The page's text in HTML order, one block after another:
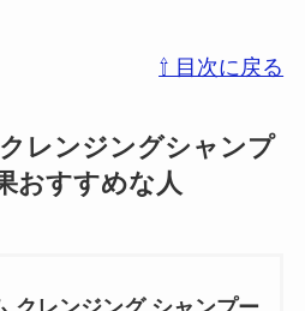
⇧ 目次に戻る
レンジングシャンプ
おすすめな人